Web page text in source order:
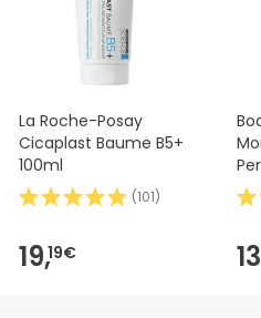
La Roche-Posay
Cicaplast Baume B5+
100ml
(101)
19,19€